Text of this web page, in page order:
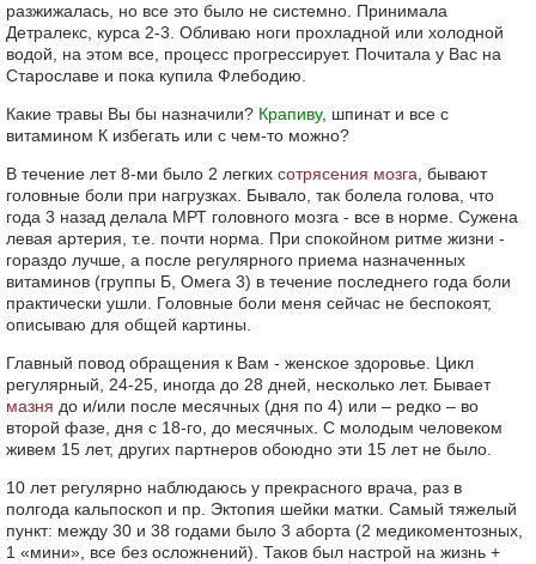
разжижалась, но все это было не системно. Принимала
Детралекс, курса 2-3. Обливаю ноги прохладной или холодной
водой, на этом все, процесс прогрессирует. Почитала у Вас на
Старославе и пока купила Флебодию.
Какие травы Вы бы назначили? Крапиву, шпинат и все с
витамином К избегать или с чем-то можно?
В течение лет 8-ми было 2 легких сотрясения мозга , бывают
головные боли при нагрузках. Бывало, так болела голова, что
года 3 назад делала МРТ головного мозга - все в норме. Сужена
левая артерия, т.е. почти норма. При спокойном ритме жизни -
гораздо лучше, а после регулярного приема назначенных
витаминов (группы Б, Омега 3) в течение последнего года боли
практически ушли. Головные боли меня сейчас не беспокоят,
описываю для общей картины.
Главный повод обращения к Вам - женское здоровье. Цикл
регулярный, 24-25, иногда до 28 дней, несколько лет. Бывает
мазня до и/или после месячных (дня по 4) или – редко – во
второй фазе, дня с 18-го, до месячных. С молодым человеком
живем 15 лет, других партнеров обоюдно эти 15 лет не было.
10 лет регулярно наблюдаюсь у прекрасного врача, раз в
полгода кальпоскоп и пр. Эктопия шейки матки. Самый тяжелый
пункт: между 30 и 38 годами было 3 аборта (2 медикоментозных,
1 «мини», все без осложнений). Таков был настрой на жизнь +